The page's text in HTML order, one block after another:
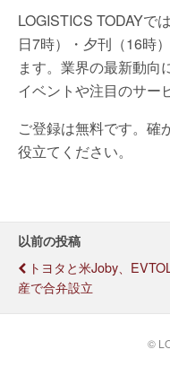
LOGISTICS TODAYで
日7時）・夕刊（16時
ます。業界の最新動向
イベントや注目のサー
ご登録は無料です。確
役立てください。
以前の投稿
トヨタと米Joby、
産で合弁設立
©